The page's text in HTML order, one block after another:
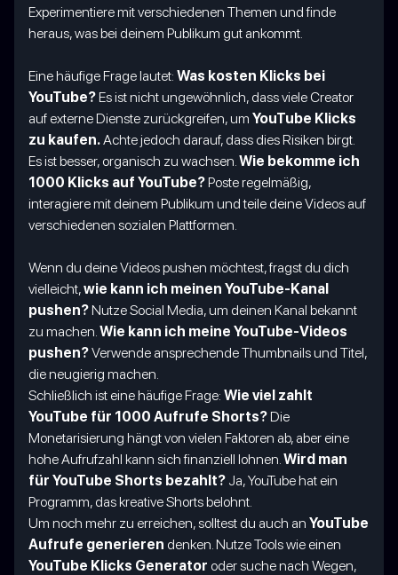
Experimentiere mit verschiedenen Themen und finde
heraus, was bei deinem Publikum gut ankommt.
Eine häufige Frage lautet: Was kosten Klicks bei
YouTube?Es ist nicht ungewöhnlich, dass viele Creator
auf externe Dienste zurückgreifen, um YouTube Klicks
zu kaufen.Achte jedoch darauf, dass dies Risiken birgt.
Es ist besser, organisch zu wachsen.Wie bekomme ich
1000 Klicks auf YouTube?Poste regelmäßig,
interagiere mit deinem Publikum und teile deine Videos auf
verschiedenen sozialen Plattformen.
Wenn du deine Videos pushen möchtest, fragst du dich
vielleicht,wie kann ich meinen YouTube-Kanal
pushen?Nutze Social Media, um deinen Kanal bekannt
zu machen.Wie kann ich meine YouTube-Videos
pushen?Verwende ansprechende Thumbnails und Titel,
die neugierig machen.
Schließlich ist eine häufige Frage: Wie viel zahlt
YouTube für 1000 Aufrufe Shorts?Die
Monetarisierung hängt von vielen Faktoren ab, aber eine
hohe Aufrufzahl kann sich finanziell lohnen.Wird man
für YouTube Shorts bezahlt? Ja, YouTube hat ein
Programm, das kreative Shorts belohnt.
Um noch mehr zu erreichen, solltest du auch an YouTube
Aufrufe generieren denken. Nutze Tools wie einen
YouTube Klicks Generator oder suche nach Wegen,